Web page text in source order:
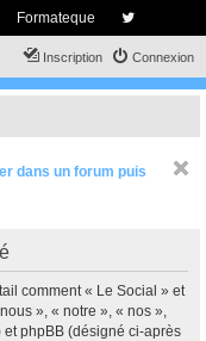
Formateque
Connexion
Inscription
dans un forum puis
comment « Le Social » et
», « notre », « nos »,
et phpBB (désigné ci-après